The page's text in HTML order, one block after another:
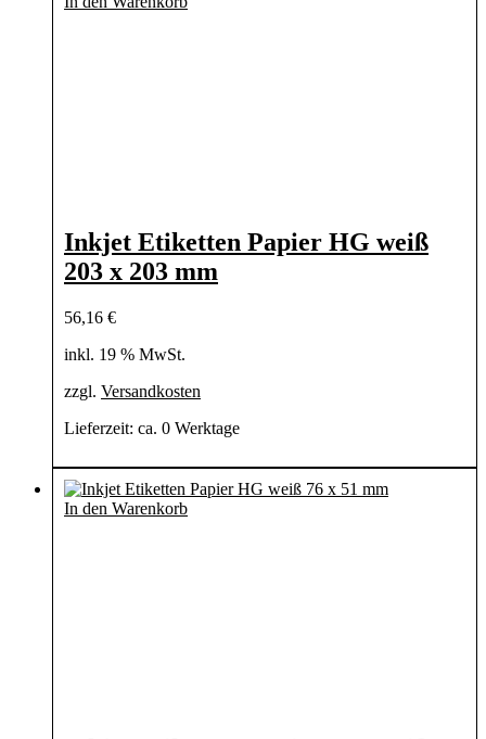
Inkjet Etiketten Papier HG weiß
203 x 203 mm
56,16 €
inkl. 19 % MwSt.
zzgl. Versandkosten
Lieferzeit: ca. 0 Werktage
In den Warenkorb